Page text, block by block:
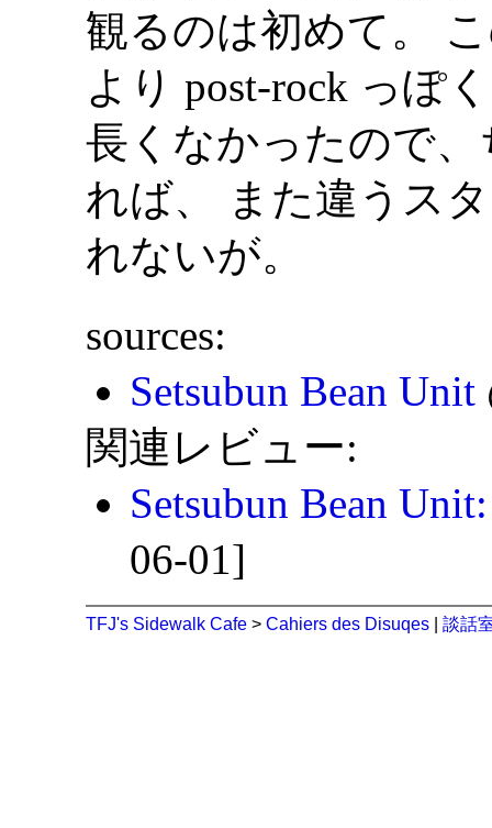
観るのは初めて。
より post-rock っぽ
長くなかったので
れば、 また違うス
れないが。
sources:
Setsubun Bean Unit
関連レビュー:
Setsubun Bean
06-01]
TFJ's Sidewalk Cafe >Cahiers des Disuqes |談話